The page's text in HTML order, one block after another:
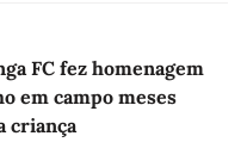
FC fez homenagem
em campo meses
criança